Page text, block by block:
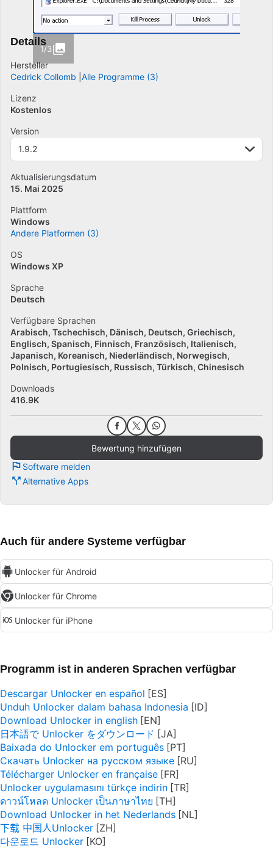
1/3
Details
Hersteller
Cedrick Collomb Alle Programme (3)
Lizenz
Kostenlos
Version
1.9.2
Aktualisierungsdatum
15. Mai 2025
Plattform
Windows
Andere Platformen (3)
OS
Windows XP
Sprache
Deutsch
Verfügbare Sprachen
Arabisch Tschechisch Dänisch Deutsch Griechisch
Englisch Spanisch Finnisch Französisch Italienisch
Japanisch Koreanisch Niederländisch Norwegisch
Polnisch Portugiesisch Russisch Türkisch Chinesisch
Downloads
416.9K
Bewertung hinzufügen
Software melden
Alternative Apps
Auch für andere Systeme verfügbar
Unlocker für Android
Unlocker für Chrome
Unlocker für iPhone
Programm ist in anderen Sprachen verfügbar
Descargar Unlocker en español
Unduh Unlocker dalam bahasa Indonesia
Download Unlocker in english
日本語で Unlocker をダウンロード
Baixada do Unlocker em português
Скачать Unlocker на русском языке
Télécharger Unlocker en française
Unlocker uygulamasını türkçe indirin
ดาวน์โหลด Unlocker เป็นภาษาไทย
Download Unlocker in het Nederlands
下载 中国人Unlocker
다운로드 Unlocker